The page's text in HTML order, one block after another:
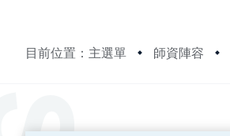
目前位置：主選單 師資陣容
:::